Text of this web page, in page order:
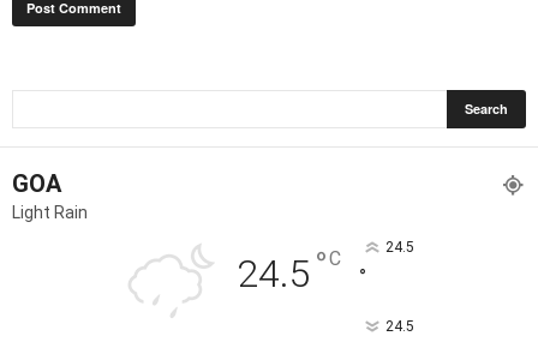
GOA
Light Rain
24.5 °C 24.5
°
24.5